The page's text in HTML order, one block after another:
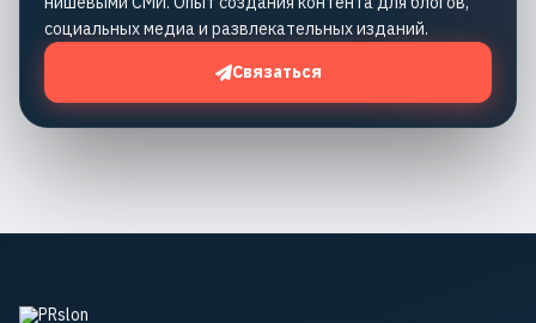
социальных медиа и развлекательных изданий.
Связаться